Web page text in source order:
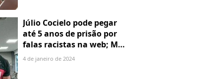
Júlio Cocielo pode pegar
até 5 anos de prisão por
falas racistas na web; MPF
identificou 9 posts com
4 de janeiro de 2024